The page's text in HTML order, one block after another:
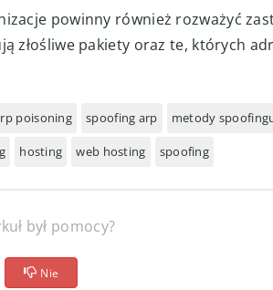
powinny również rozważyć
złośliwe pakiety oraz te, których
poisoning spoofing arp metody
hosting web hosting spoofing
był pomocy?
Nie